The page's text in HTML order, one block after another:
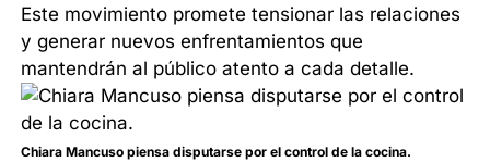
Este movimiento promete tensionar las relaciones
y generar nuevos enfrentamientos que
mantendrán al público atento a cada detalle.
Chiara Mancuso piensa disputarse por el control de la cocina.